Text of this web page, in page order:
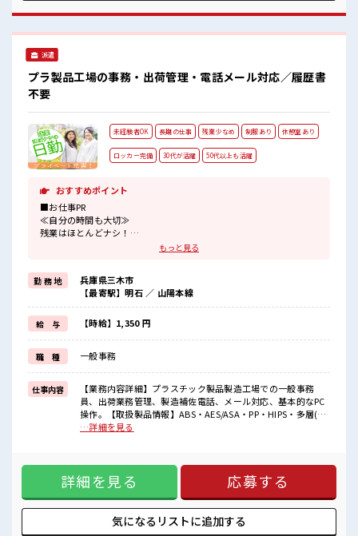
だらけの派遣のお仕事です！ ■職場の雰囲気 一息つける休憩
スペースもあります！ 職場にはロッカー完備！ 私物の置きす
派遣
プラ製品工場の事務・出荷管理・電話メール対応／履歴書
不要
未経験者OK 長期の仕事 残業少なめ 制服あり 休憩室あり
ロッカー完備 30代が活躍 50代以上も活躍
おすすめポイント
■お仕事PR
≪自分の時間も大切≫
残業はほとんどナシ！
場合によってはお願いすることもあります♪
制服があるので、
毎日の服装の悩み解消♪
≪未経験OKの仕事≫
新しいことにチャレンジするのは不安だけど、
しっかり働く環境が整っています！
イチからスキルUP・ステップUP目指していきましょう！
≪自分に向いている仕事が探せる≫
困った事などがあれば、
担当がしっかりサポートします！
■職場の雰囲気
仕事の合間の息抜きは休憩室で♪
ロッカーあり！
プライベートも謳歌できる☆
もっと見る
勤 務 地
兵庫県三木市
【最寄駅】明石 ／ 山陽本線
給 与 【時給】1,350 円
職 種 一般事務
仕事内容
【業務内容詳細】プラスチック製品製造工場での一般事務
員、出荷業務管理、製造補佐電話、メール対応、基本的なPC
操作。【取扱製品情報】ABS・AES/ASA・PP・HIPS・多層(2
～3層)・プリントシート等、真空成形、その他製作加工 ■お
服があるので、 毎日の服装の悩み解消♪ ≪未経験OKの仕事
≫ 新しいことにチャレンジするのは不安だけど、 しっかり働
く環境が整っています！ イチからスキルUP・ステップUP目
指していきましょう！ ≪自分に向いている仕事が探せる≫ 困
った事などがあれば、 担当がしっかりサポートします！ ■職
場の雰囲気 仕事の合間の息抜きは休憩室で♪ ロッカーあり！
…詳細を見る
詳細を見る 応募する
気になるリストに追加する